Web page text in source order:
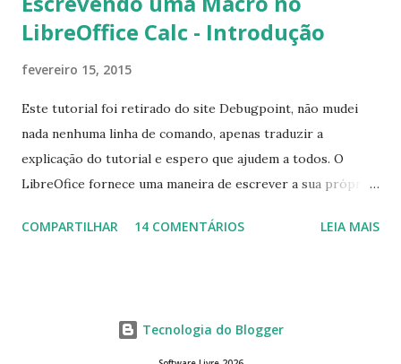
LibreOffice Calc - Introdução
fevereiro 15, 2015
Este tutorial foi retirado do site Debugpoint, não mudei
nada nenhuma linha de comando, apenas traduzir a
explicação do tutorial e espero que ajudem a todos. O
LibreOfice fornece uma maneira de escrever a sua própria
aplicativo de escritório. Você pode usar Python ou Basic
iremos criar uma macro que iria colocar a string ' Olá
Mundo' na primeira célula do LibreOffice Calc ou seja, a
COMPARTILHAR 14 COMENTÁRIOS LEIA MAIS
Tecnologia do Blogger